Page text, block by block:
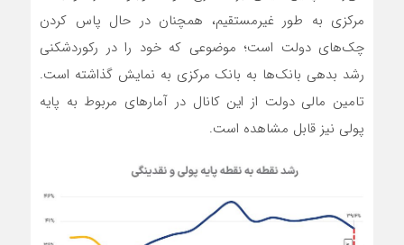
مرکزی به طور غیرمستقیم، همچنان در حال پاس کردن
چک‌های دولت است؛ موضوعی که خود را در رکوردشکنی
رشد بدهی‌ بانک‌ها به بانک مرکزی به نمایش گذاشته است.
تامین مالی دولت از این کانال در آمارهای مربوط به پایه
پولی نیز قابل مشاهده است.